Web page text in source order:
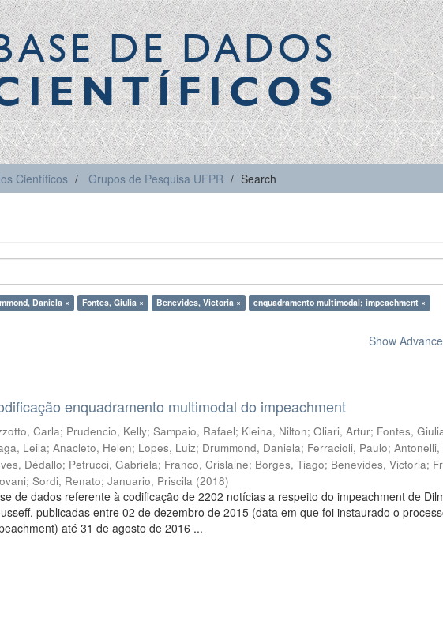
DE DADOS
Científicos Grupos de Pesquisa UFPR Search
Daniela × Fontes, Giulia × Benevides, Victoria ×
enquadramento multimodal; impeachment ×
Show
enquadramento multimodal do impeachment
Carla; Prudencio, Kelly;Sampaio, Rafael; Kleina, Nilton;Oliari, Artur; Fontes,
Leila;Anacleto, Helen; Lopes, Luiz; Drummond, Daniela; Ferracioli, Paulo;Antonelli,
Dédallo; Petrucci, Gabriela; Franco, Crislaine; Borges, Tiago; Benevides, Victoria;
;Sordi, Renato;Januario, Priscila (2018)
de dados referente à codificação de 2202 notícias a respeito do impeachment de
publicadas entre 02 de dezembro de 2015 (data em que foi instaurado o
até 31 de agosto de 2016 ...